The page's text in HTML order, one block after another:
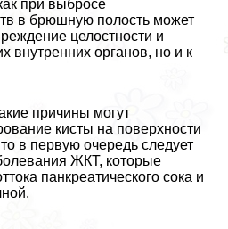
при выбросе
в брюшную полость может
целостности и
внутренних органов, но и к
причины могут
кисты на поверхности
в первую очередь следует
ЖКТ, которые
панкреатического сока и